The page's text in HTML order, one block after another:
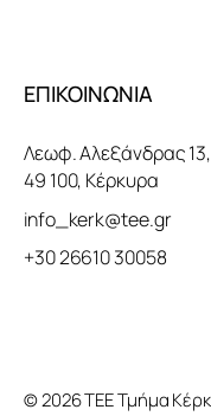
ΕΠΙΚΟΙΝΩΝΙΑ
Λεωφ. Αλεξάνδρας 13,
49 100, Κέρκυρα
info_kerk@tee.gr
+30 26610 30058
© 2026 ΤΕΕ Τμήμα